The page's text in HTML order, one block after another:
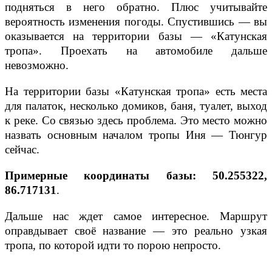
подняться в него обратно. Плюс учитывайте
вероятность изменения погоды. Спустившись — вы
оказывается на территории базы — «Катунская
тропа». Проехать на автомобиле дальше
невозможно.
На территории базы «Катунская тропа» есть места
для палаток, несколько домиков, баня, туалет, выход
к реке. Со связью здесь проблема. Это место можно
назвать основным началом тропы Иня — Тюнгур
сейчас.
Примерные координаты базы: 50.255322,
86.717131.
Дальше нас ждет самое интересное. Маршрут
оправдывает своё название — это реально узкая
тропа, по которой идти то порою непросто.